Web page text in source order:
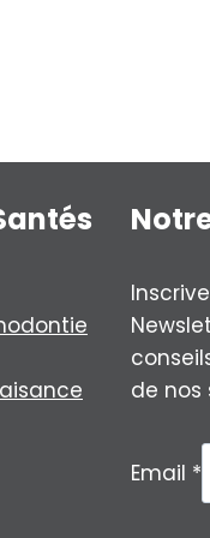
de nos
Email *